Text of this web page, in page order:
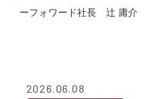
2026.06.08